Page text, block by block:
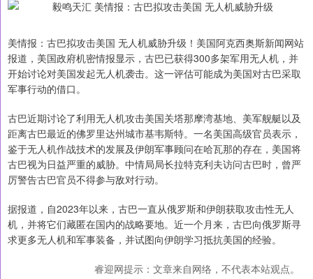
美情报：古巴拟攻击美国 无人机威胁升级！美国阿克西奥斯新闻网站
报道，美国政府机密情报显示，古巴已获得300多架军用无人机，并
开始讨论对美国发起无人机袭击。这一评估可能成为美国对古巴采取
军事行动的借口。
古巴近期讨论了利用无人机攻击美国关塔那摩湾基地、美军舰艇以及
距离古巴最近的佛罗里达州城市基韦斯特。一名美国高级官员表示，
鉴于无人机作战技术的发展及伊朗军事顾问在哈瓦那的存在，美国将
古巴视为日益严重的威胁。中情局局长拉特克利夫访问古巴时，曾严
厉警告古巴官员不得参与敌对行动。
据报道，自2023年以来，古巴一直从俄罗斯和伊朗获取攻击性无人
机，并将它们藏匿在国内的战略要地。近一个月来，古巴向俄罗斯寻
求更多无人机和军事装备，并试图向伊朗学习抵抗美国的经验。
睿迎网提示：文章来自网络，不代表本站观点。